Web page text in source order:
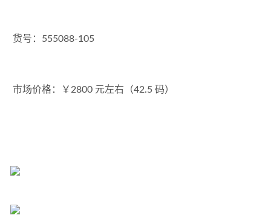
货号：555088-105
市场价格：￥2800 元左右（42.5 码）